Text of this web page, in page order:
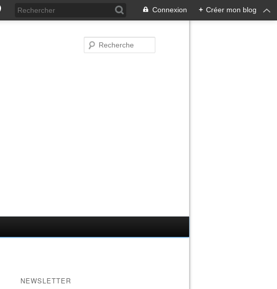
Connexion + Créer mon blog
NEWSLETTER